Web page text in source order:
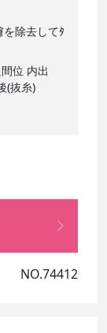
を除去してﾀ
位 内出
(抜糸)
NO.74412